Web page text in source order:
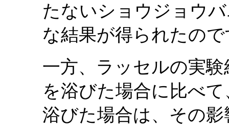
たないショウジョウ
な結果が得られたの
一方、ラッセルの実
を浴びた場合に比べ
浴びた場合は、その